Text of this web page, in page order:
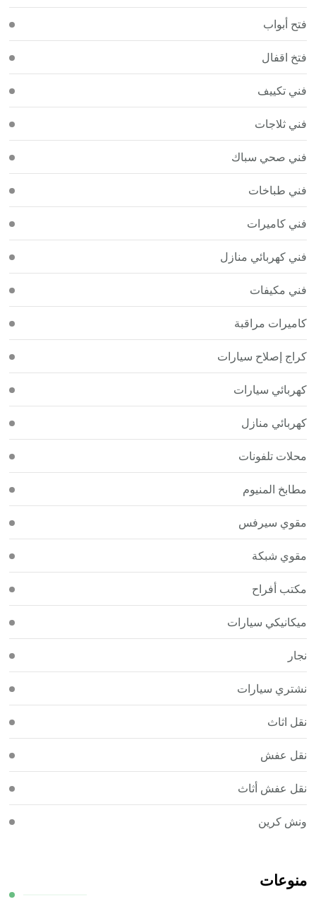
فتح أبواب
فتخ اقفال
فني تكييف
فني ثلاجات
فني صحي سباك
فني طباخات
فني كاميرات
فني كهربائي منازل
فني مكيفات
كاميرات مراقبة
كراج إصلاح سيارات
كهربائي سيارات
كهربائي منازل
محلات تلفونات
مطابخ المنيوم
مقوي سيرفس
مقوي شبكة
مكتب أفراح
ميكانيكي سيارات
نجار
نشتري سيارات
نقل اثاث
نقل عفش
نقل عفش أثاث
ونش كرين
منوعات